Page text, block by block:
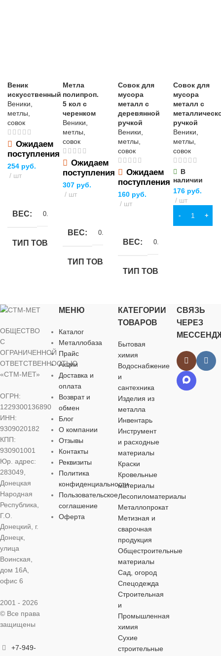
Веник
искусственный
Веники,
метлы,
совок
Ожидаем
поступления
254 руб.
шт
ВЕС 0.3 кг
ТИП ТОВАРА
бытовых нужд
в ассортименте
МАТЕРИАЛ
пластик
ДЛИНА
ШИРИНА
Метла
полипроп.
5 кол с
черенком
Веники,
метлы,
совок
Ожидаем
поступления
307 руб.
шт
ВЕС 0.85 кг
ТИП ТОВАРА
НАЗНАЧЕНИЕ
для хозяйственно-
бытовых нужд
ЦВЕТ
в ассортименте
МАТЕРИАЛ
Совок для
мусора
металл с
деревянной
ручкой
Веники,
метлы,
совок
Ожидаем
поступления
160 руб.
шт
ВЕС 0.41 кг
ТИП ТОВАРА
НАЗНАЧЕНИЕ
бытовых нужд
ЦВЕТ
в ассортименте
МАТЕРИАЛ
металл
Совок для
мусора
металл с
ручкой
Веники,
метлы,
совок
В
наличии
176 руб.
шт
В КОРЗИНУ
ОБЩЕСТВО
С
ОГРАНИЧЕННОЙ
ОТВЕТСТВЕННОСТЬЮ
«СТМ-МЕТ»
ОГРН:
1229300136890
ИНН:
9309020182
КПП:
930901001
Юр. адрес:
283049,
Донецкая
Народная
Республика,
Г.О.
Донецкий, г.
Донецк,
улица
Воинская,
дом 16А,
офис 6
2001 - 2026
© Все права
защищены
+7-949-
МЕНЮ
Каталог
Металлобаза
Прайс
Акции
Доставка и
оплата
Возврат и
обмен
Блог
О компании
Отзывы
Контакты
Реквизиты
Политика
конфиденциальности
Пользовательское
соглашение
Оферта
КАТЕГОРИИ
ТОВАРОВ
Бытовая
химия
Водоснабжение
и
сантехника
Изделия из
металла
Инвентарь
Инструмент
и расходные
материалы
Краски
Кровельные
материалы
Лесопиломатериалы
Металлопрокат
Метизная и
сварочная
продукция
Общестроительные
материалы
Сад, огород
Спецодежда
Строительная
и
Промышленная
химия
Сухие
строительные
СВЯЗЬ
ЧЕРЕЗ